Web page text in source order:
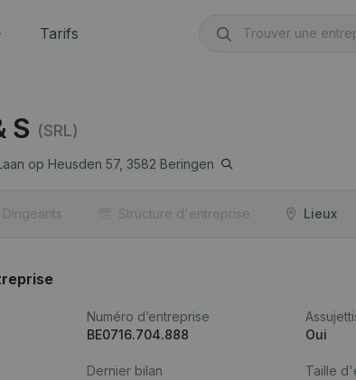
Tarifs
S (SRL)
op Heusden 57, 3582 Beringen
Dirigeants Structure d'entreprise Lieux
Numéro d’entreprise
BE0716.704.888
Oui
Dernier bilan
Taille